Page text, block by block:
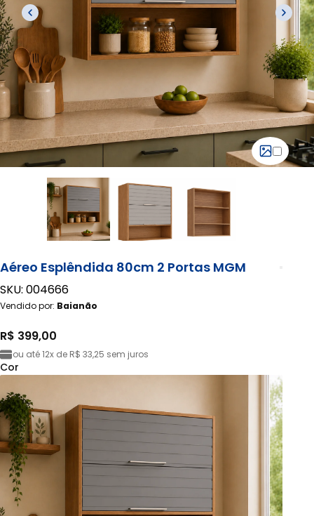
Aéreo Esplêndida 80cm 2 Portas MGM
SKU: 004666
Vendido por: Baianão
R$ 399,00
ou até12x de R$ 33,25 sem juros
Cor